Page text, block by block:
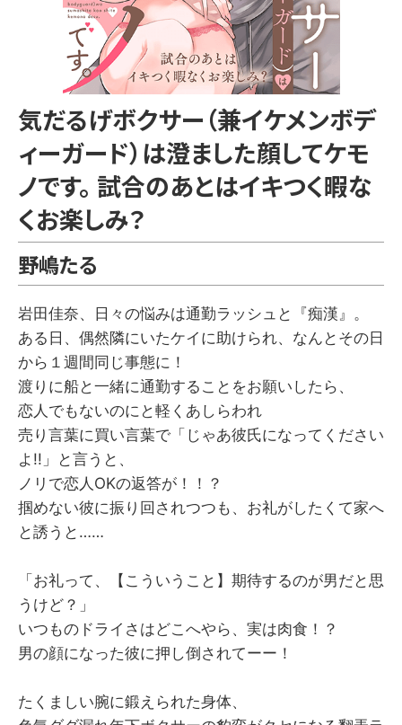
気だるげボクサー（兼イケメンボデ
ィーガード）は澄ました顔してケモ
ノです。 試合のあとはイキつく暇な
くお楽しみ？
野嶋たる
岩田佳奈、日々の悩みは通勤ラッシュと『痴漢』。
ある日、偶然隣にいたケイに助けられ、なんとその日
から１週間同じ事態に！
渡りに船と一緒に通勤することをお願いしたら、
恋人でもないのにと軽くあしらわれ
売り言葉に買い言葉で「じゃあ彼氏になってください
よ!!」と言うと、
ノリで恋人OKの返答が！！？
掴めない彼に振り回されつつも、お礼がしたくて家へ
と誘うと……
「お礼って、【こういうこと】期待するのが男だと思
うけど？」
いつものドライさはどこへやら、実は肉食！？
男の顔になった彼に押し倒されてーー！
たくましい腕に鍛えられた身体、